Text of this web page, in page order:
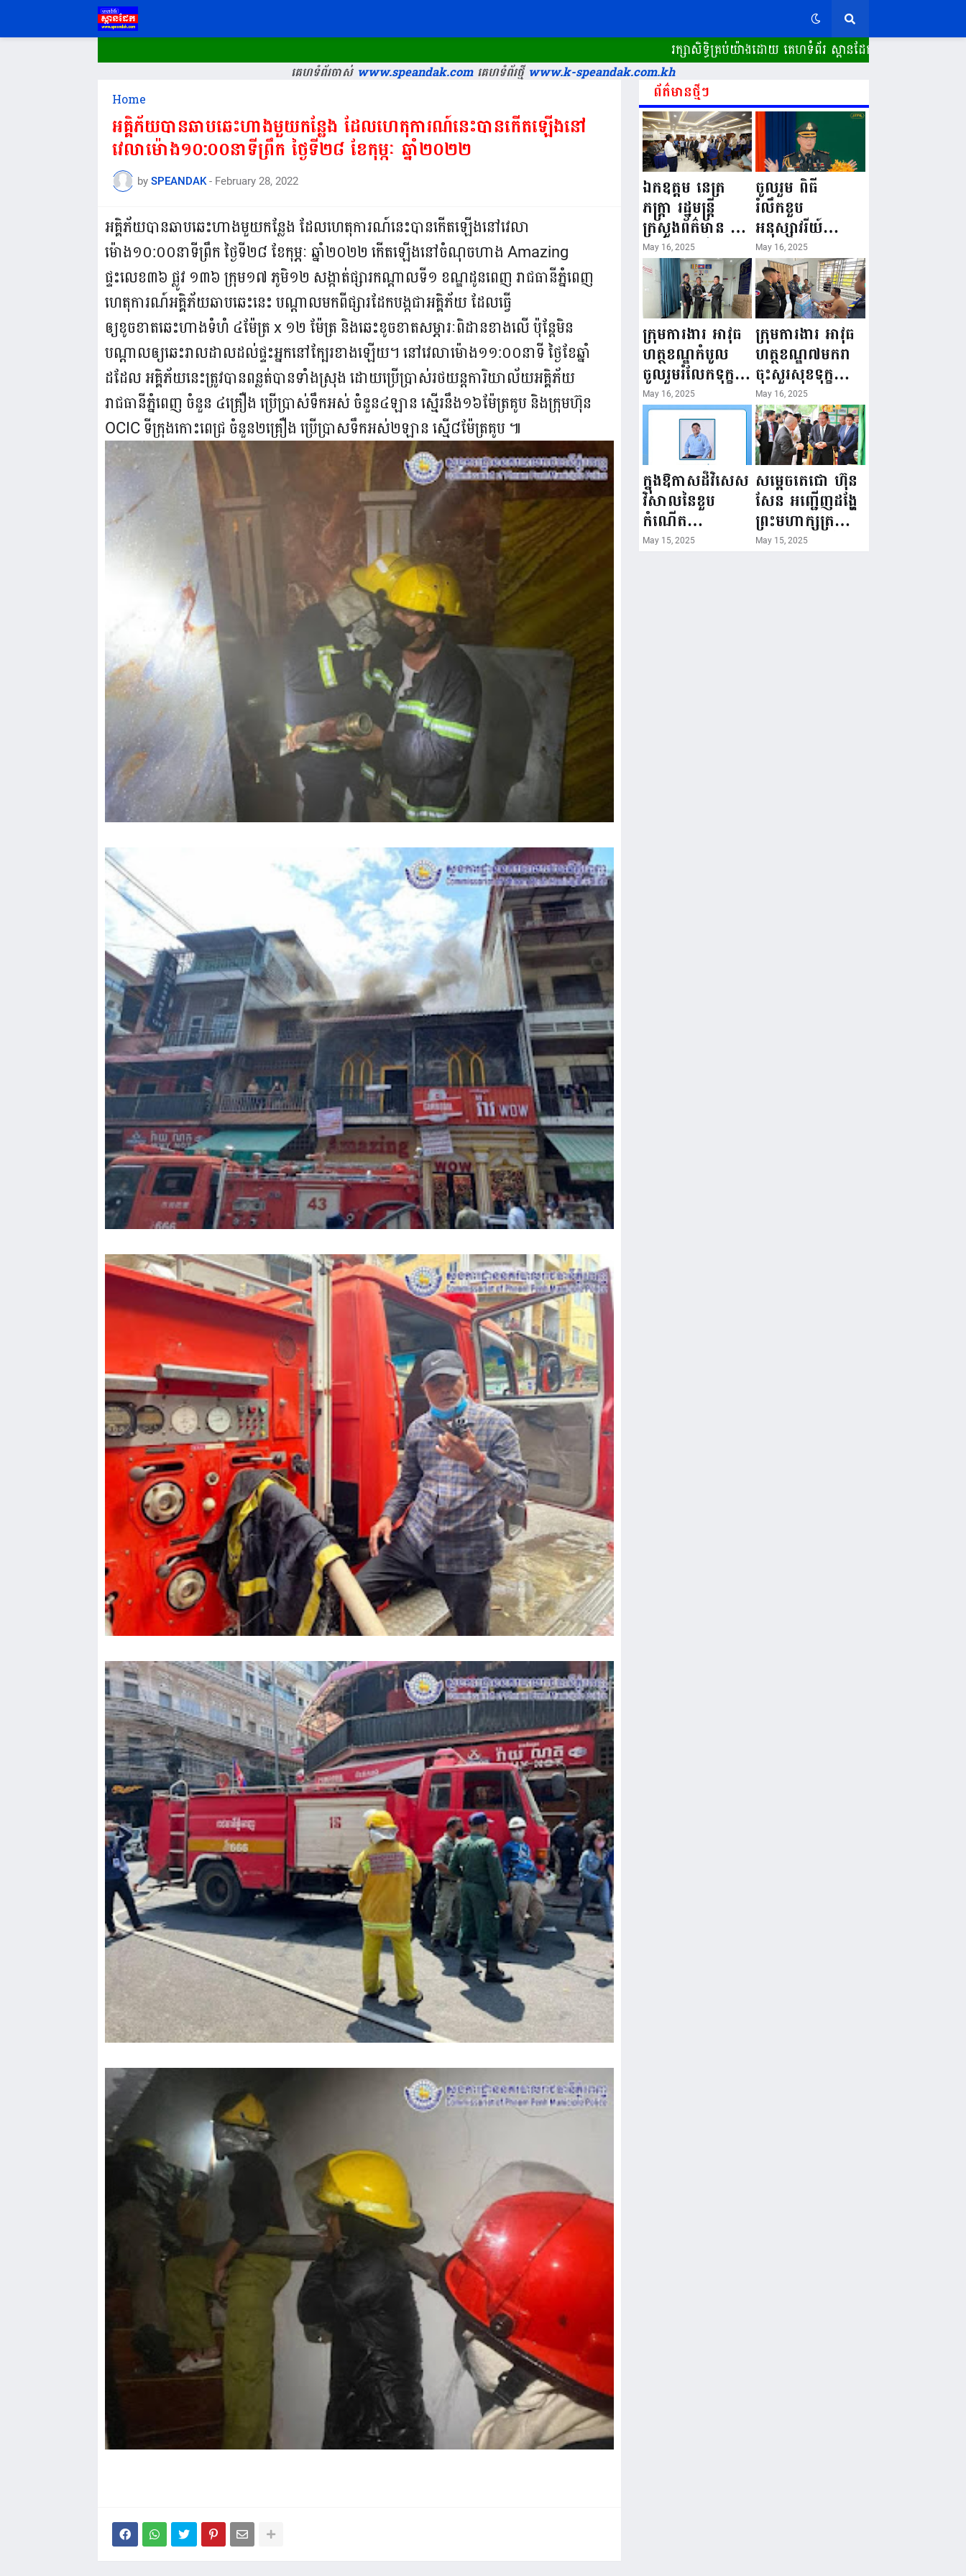
រក្សាសិទ្ធិគ្រប់យ៉ាងដោយ គេហទំព័រ ស្ពានដែក​
គេហទំព័រចាស់www.speandak.comគេហទំព័រថ្មីwww.k-speandak.com.kh
Home
អគ្គិភ័យបានឆាបឆេះហាងមួយកន្លែង​​ ដែលហេតុការណ៍​នេះបានកើតឡើងនៅ
វេលាម៉ោង១០:០០នាទីព្រឹក ថ្ងៃទី២៨ ខែកុម្ភៈ ឆ្នាំ២០២២
by SPEANDAK - February 28, 2022
អគ្គិភ័យបានឆាបឆេះហាងមួយកន្លែង​​ ដែលហេតុការណ៍​នេះបានកើតឡើងនៅវេលា
ម៉ោង១០:០០នាទីព្រឹក ថ្ងៃទី២៨ ខែកុម្ភៈ ឆ្នាំ២០២២ កើតឡើងនៅចំណុចហាង Amazing
ផ្ទះលេខ៣៦ ផ្លូវ ១៣៦ ក្រុម១៧ ភូមិ១២ សង្កាត់ផ្សារកណ្ដាលទី១ ខណ្ឌដូនពេញ រាជធានីភ្នំពេញ
ហេតុការណ៍​អគ្គិភ័យឆាបឆេះនេះ បណ្តាលមកពីផ្សារដែកបង្កជាអគ្គិភ័យ​ ដែលធ្វើ
ឲ្យខូចខាតឆេះហាងទំហំ ៤ម៉ែត្រ x ១២ ម៉ែត្រ និងឆេះខូចខាតសម្ភារៈពិដានខាងលើ ប៉ុន្តែមិន
បណ្តាលឲ្យឆេះរាលដាលដល់ផ្ទះអ្នកនៅក្បែរខាងឡើយ។ នៅវេលាម៉ោង១១:០០នាទី ថ្ងៃខែឆ្នាំ
ដដែល អគ្គិភ័យនេះត្រូវបានពន្លត់បានទាំងស្រុង ដោយប្រើប្រាស់រថយន្តការិយាល័យអគ្គិភ័យ
រាជធានីភ្នំពេញ ចំនួន ៤គ្រឿង ប្រើប្រាស់ទឹកអស់ ចំនួន៤ឡាន ស្មើរនឹង១៦ម៉ែត្រគូប និងក្រុមហ៊ុន
OCIC ទីក្រុងកោះពេជ្រ ចំនួន២គ្រឿង ប្រើប្រាសទឹកអស់២ឡាន ស្មើ៨ម៉ែត្រគូប​ ៕
ព័ត៌មានថ្មីៗ
ឯកឧត្តម នេត្រ
ភក្ត្រា រដ្ឋមន្ត្រី
ក្រសួងព័ត៌មាន នៅ
រសៀលថ្ងៃទី១៦ ខែ
ឧសភា
ឆ្នាំ២០២៥នេះ
បានអញ្ជើញចុះធ្វើ
ជំរឿនថ្នាក់ដឹកនាំ
មន្ត្រីរាជការស៉ីវិល
នៃក្រសួងព័ត៌មាន...
May 16, 2025
ចូលរួម ពិធី
រំលឹកខួប
អនុស្សាវរីយ៍
លើកទី៨០ ថ្ងៃ
កំណើតនគរបាល
ជាតិកម្ពុជា “១៦
ឧសភា ១៩៤៥ ~
១៦ ឧសភា
២០២៥”...
May 16, 2025
ក្រុមការងារ អាវុធ
ហត្ថខណ្ឌកំបូល
ចូលរួមរំលែកទុក្ខ
ដល់គ្រួសារ
សមាជិក ដែល
ឪពុកក្មេករបស់
លោកទទួលមរណៈ
ភាព!
May 16, 2025
ក្រុមការងារ អាវុធ
ហត្ថខណ្ឌ៧មករា
ចុះសួរសុខទុក្ខ
សមាជិក ដែលជួប
គ្រោះថ្នាក់
ចរាចរណ៍ កំពុង
សម្រាកព្យាបាល
នៅមន្ទីរពេទ្យ!
May 16, 2025
ក្នុងឱកាសដ៏វិសេស
វិសាលនៃខួប
កំណើត
គម្រប់ខួប៤៤
May 15, 2025
សម្តេចតេជោ ហ៊ុន
សែន អញ្ជើញដង្ហែ
ព្រះមហាក្សត្រ
យាងទតការតាំង
May 15, 2025